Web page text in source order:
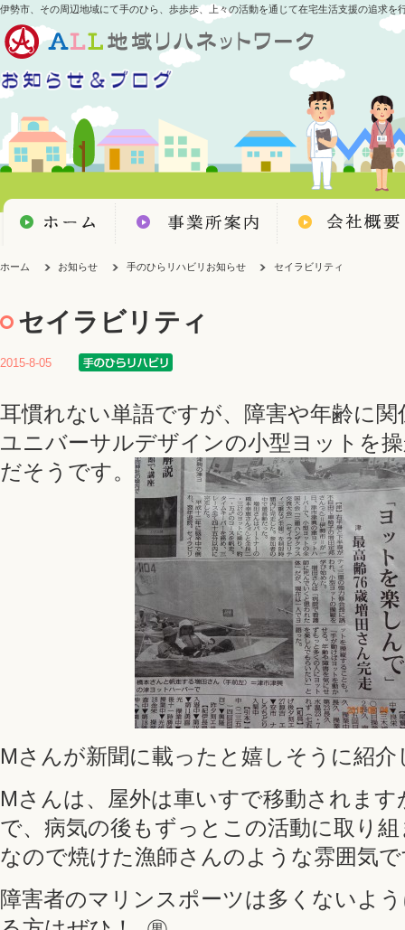
伊勢市、その周辺地域にて手のひら、歩歩歩、上々の活動を通じて在宅生活支援の追求を
ホーム お知らせ 手のひらリハビリお知らせ セイラビリティ
セイラビリティ
2015-8-05
耳慣れない単語ですが、障害や年齢に
ユニバーサルデザインの小型ヨットを
だそうです。
Mさんが新聞に載ったと嬉しそうに紹
Mさんは、屋外は車いすで移動されま
で、病気の後もずっとこの活動に取り
なので焼けた漁師さんのような雰囲気
障害者のマリンスポーツは多くないよ